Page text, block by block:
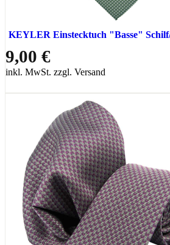
KEYLER Einstecktuch "Basse"
9,00 €
inkl. MwSt. zzgl. Versand